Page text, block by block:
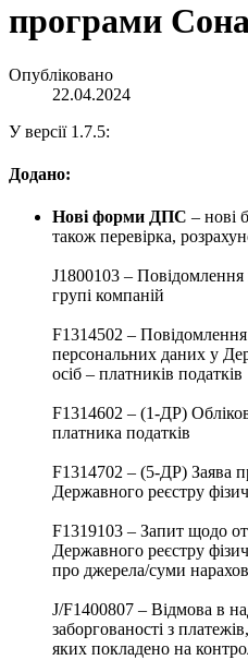
програми
Опубліковано
22.04.2024
У версії 1.7.5:
Додано:
Нові форми ДПС – нові
також перевірка,
J1800103 – Повідомлення
групі компаній
F1314502 –
персональних даних у
осіб – платників податків
F1314602 – (1-ДР)
платника податків
F1314702 – (5-ДР) Заява
Державного реєстру
F1319103 – Запит щодо
Державного реєстру
про джерела/суми
J/F1400807 – Відмова в
заборгованості з
яких покладено на